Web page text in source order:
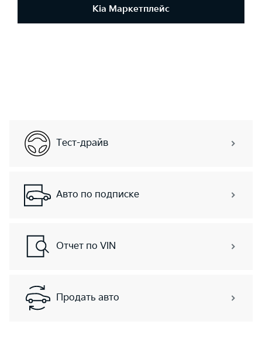
Kia Маркетплейс
Тест-драйв
Авто по подписке
Отчет по VIN
Продать авто